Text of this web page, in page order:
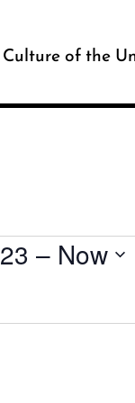
of the
– Now